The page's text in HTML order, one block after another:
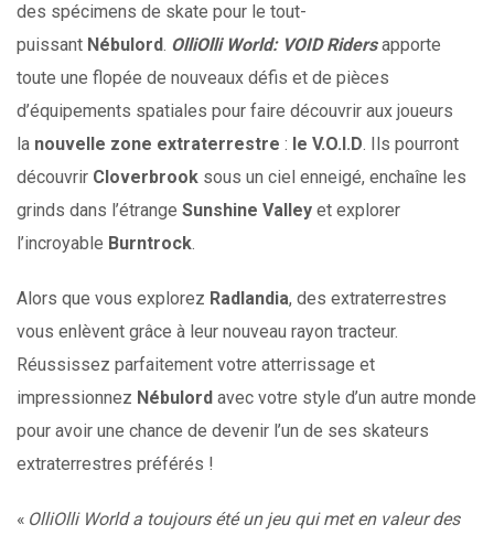
des spécimens de skate pour le tout-
puissant Nébulord. OlliOlli World: VOID Ridersapporte
toute une flopée de nouveaux défis et de pièces
d’équipements spatiales pour faire découvrir aux joueurs
la nouvelle zone extraterrestre : le V.O.I.D. Ils pourront
découvrir Cloverbrook sous un ciel enneigé, enchaîne les
grinds dans l’étrange Sunshine Valley et explorer
l’incroyable Burntrock.
Alors que vous explorez Radlandia, des extraterrestres
vous enlèvent grâce à leur nouveau rayon tracteur.
Réussissez parfaitement votre atterrissage et
impressionnez Nébulord avec votre style d’un autre monde
pour avoir une chance de devenir l’un de ses skateurs
extraterrestres préférés !
« OlliOlli Worlda toujours été un jeu qui met en valeur des